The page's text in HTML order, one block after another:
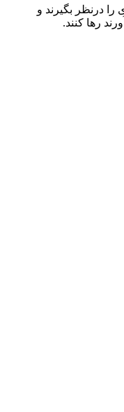
را درنظر بگیرند و
رها کنند.